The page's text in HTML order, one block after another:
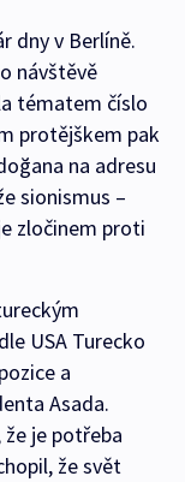
dny v Berlíně.
návštěvě
tématem číslo
protějškem pak
na adresu
sionismus –
zločinem proti
USA Turecko
a
Asada.
je potřeba
že svět